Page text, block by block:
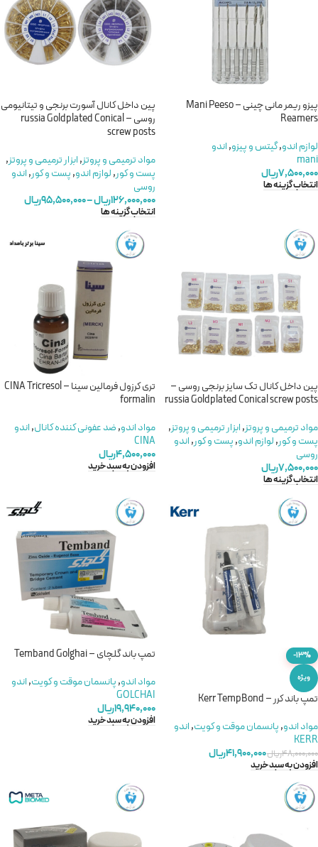
پیزو ریمر مانی چینی – Mani Peeso
Reamers
لوازم اندو,گیتس و پیزو,اندو
mani
۷,۵۰۰,۰۰۰ریال
انتخاب گزینه ها
پین داخل کانال آسورت برنجی و تیتانیومی
روسی – russia Goldplated Conical
screw posts
مواد ترمیمی و پروتز,ابزار ترمیمی و پروتز,
پست و کور,لوازم اندو,پست و کور,اندو
روسی
۱۲۶,۰۰۰,۰۰۰ریال–۹۵,۵۰۰,۰۰۰ریال
انتخاب گزینه ها
پین داخل کانال تک سایز برنجی روسی –
russia Goldplated Conical screw posts
مواد ترمیمی و پروتز,ابزار ترمیمی و پروتز,
پست و کور,لوازم اندو,پست و کور,اندو
روسی
۷,۵۰۰,۰۰۰ریال
انتخاب گزینه ها
تری کرزول فرمالین سینا – CINA Tricresol
formalin
مواد اندو,ضد عفونی کننده کانال,اندو
CINA
۴,۵۰۰,۰۰۰ریال
افزودن به سبد خرید
-13%
ویژه
تمپ باند کرر – Kerr TempBond
مواد اندو,پانسمان موقت و کویت,اندو
KERR
۴۸,۰۰۰,۰۰۰ریال۴۱,۹۰۰,۰۰۰ریال
افزودن به سبد خرید
تمپ باند گلچای – Temband Golghai
مواد اندو,پانسمان موقت و کویت,اندو
GOLCHAI
۱۹,۹۴۰,۰۰۰ریال
افزودن به سبد خرید